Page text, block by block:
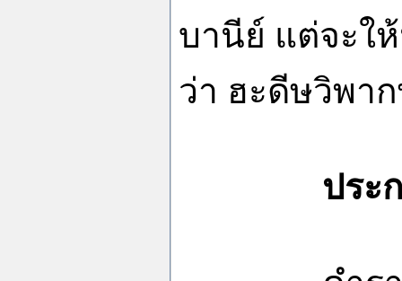
บานีย์ แต่จะใ
ว่า ฮะดีษวิพา
ประ